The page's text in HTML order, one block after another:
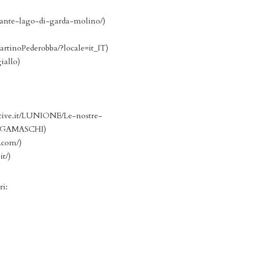
lago-di-garda-molino/)
?locale=it_IT)
LUNIONE/Le-nostre-
)
)